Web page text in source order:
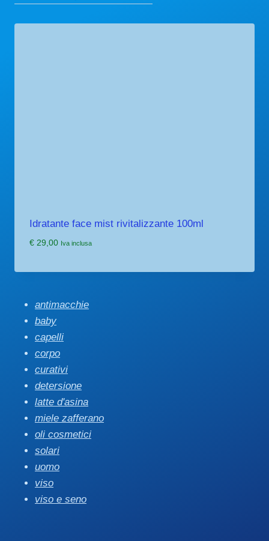
Idratante face mist rivitalizzante 100ml
€29,00 Iva inclusa
antimacchie
baby
capelli
corpo
curativi
detersione
latte d'asina
miele zafferano
oli cosmetici
solari
uomo
viso
viso e seno